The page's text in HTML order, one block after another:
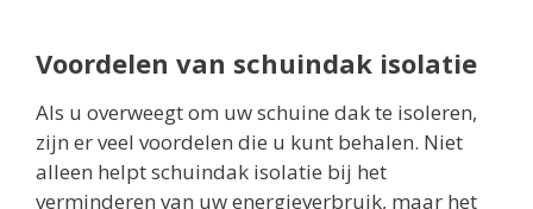
Voordelen van schuindak isolatie
Als u overweegt om uw schuine dak te isoleren,
zijn er veel voordelen die u kunt behalen. Niet
alleen helpt schuindak isolatie bij het
verminderen van uw energieverbruik, maar het